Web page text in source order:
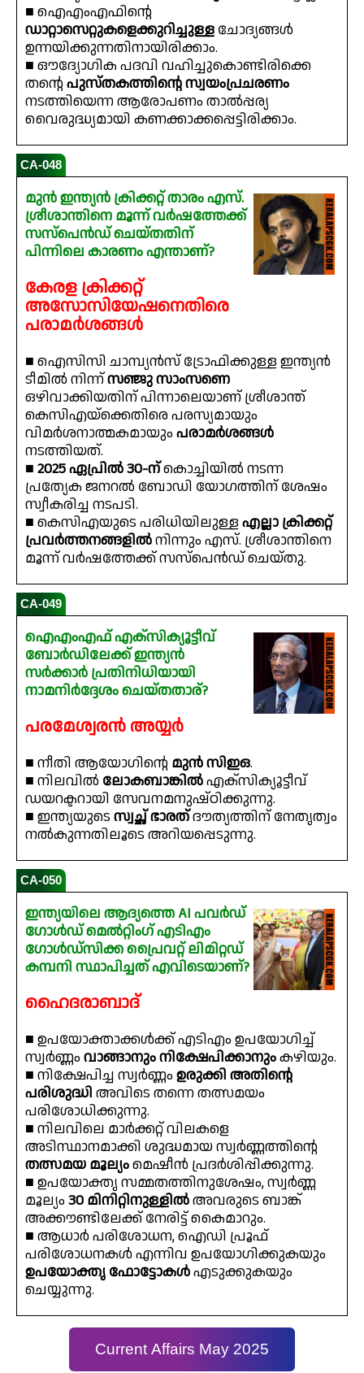
■ ഐഎംഎഫിന്റെ
ഡാറ്റാസെറ്റുകളെക്കുറിച്ചുള്ള ചോദ്യങ്ങൾ
ഉന്നയിക്കുന്നതിനായിരിക്കാം.
■ ഔദ്യോഗിക പദവി വഹിച്ചുകൊണ്ടിരിക്കെ
തന്റെപുസ്തകത്തിന്റെ സ്വയംപ്രചരണം
നടത്തിയെന്ന ആരോപണം താൽപ്പര്യ
വൈരുദ്ധ്യമായി കണക്കാക്കപ്പെട്ടിരിക്കാം.
CA-048
മുൻ ഇന്ത്യൻ ക്രിക്കറ്റ് താരം എസ്.
ശ്രീശാന്തിനെ മൂന്ന് വർഷത്തേക്ക്
സസ്പെൻഡ് ചെയ്തതിന്
പിന്നിലെ കാരണം എന്താണ്?
കേരള ക്രിക്കറ്റ്
അസോസിയേഷനെതിരെ
പരാമർശങ്ങൾ
■ ഐസിസി ചാമ്പ്യൻസ് ട്രോഫിക്കുള്ള ഇന്ത്യൻ
ടീമിൽ നിന്ന്സഞ്ജു സാംസണെ
ഒഴിവാക്കിയതിന് പിന്നാലെയാണ് ശ്രീശാന്ത്
കെസിഎയ്‌ക്കെതിരെ പരസ്യമായും
വിമർശനാത്മകമായും പരാമർശങ്ങൾ
നടത്തിയത്.
■ 2025 ഏപ്രിൽ 30-ന്കൊച്ചിയിൽ നടന്ന
പ്രത്യേക ജനറൽ ബോഡി യോഗത്തിന് ശേഷം
സ്വീകരിച്ച നടപടി.
■ കെസിഎയുടെ പരിധിയിലുള്ള എല്ലാ ക്രിക്കറ്റ്
പ്രവർത്തനങ്ങളിൽനിന്നും എസ്. ശ്രീശാന്തിനെ
മൂന്ന് വർഷത്തേക്ക് സസ്‌പെൻഡ് ചെയ്തു.
CA-049
ഐഎംഎഫ് എക്സിക്യൂട്ടീവ്
ബോർഡിലേക്ക് ഇന്ത്യൻ
സർക്കാർ പ്രതിനിധിയായി
നാമനിർദ്ദേശം ചെയ്തതാര്?
പരമേശ്വരൻ അയ്യർ
■ നീതി ആയോഗിന്റെ മുൻ സിഇഒ.
■ നിലവിൽ ലോകബാങ്കിൽഎക്സിക്യൂട്ടീവ്
ഡയറക്ടറായി സേവനമനുഷ്ഠിക്കുന്നു.
■ ഇന്ത്യയുടെ സ്വച്ഛ് ഭാരത്ദൗത്യത്തിന് നേതൃത്വം
നൽകുന്നതിലൂടെ അറിയപ്പെടുന്നു.
CA-050
ഇന്ത്യയിലെ ആദ്യത്തെ AI പവർഡ്
ഗോൾഡ് മെൽറ്റിംഗ് എടിഎം
ഗോൾഡ്‌സിക്ക പ്രൈവറ്റ് ലിമിറ്റഡ്
കമ്പനി സ്ഥാപിച്ചത് എവിടെയാണ്?
ഹൈദരാബാദ്
■ ഉപയോക്താക്കൾക്ക് എടിഎം ഉപയോഗിച്ച്
സ്വർണ്ണം വാങ്ങാനും നിക്ഷേപിക്കാനുംകഴിയും.
■ നിക്ഷേപിച്ച സ്വർണ്ണം ഉരുക്കി അതിന്റെ
പരിശുദ്ധി അവിടെ തന്നെ തത്സമയം
പരിശോധിക്കുന്നു.
■ നിലവിലെ മാർക്കറ്റ് വിലകളെ
അടിസ്ഥാനമാക്കി ശുദ്ധമായ സ്വർണ്ണത്തിന്റെ
തത്സമയ മൂല്യംമെഷീൻ പ്രദർശിപ്പിക്കുന്നു.
■ ഉപയോക്തൃ സമ്മതത്തിനുശേഷം, സ്വർണ്ണ
മൂല്യം 30 മിനിറ്റിനുള്ളിൽഅവരുടെ ബാങ്ക്
അക്കൗണ്ടിലേക്ക് നേരിട്ട് കൈമാറും.
■ ആധാർ പരിശോധന, ഐഡി പ്രൂഫ്
പരിശോധനകൾ എന്നിവ ഉപയോഗിക്കുകയും
ഉപയോക്തൃ ഫോട്ടോകൾഎടുക്കുകയും
ചെയ്യുന്നു.
Current Affairs May 2025